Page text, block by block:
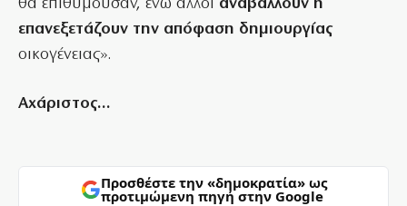
θα επιθυμούσαν, ενώ άλλοι αναβάλλουν ή
επανεξετάζουν την απόφαση δημιουργίας
οικογένειας».
Αχάριστος…
Προσθέστε την «δημοκρατία» ως
προτιμώμενη πηγή στην Google